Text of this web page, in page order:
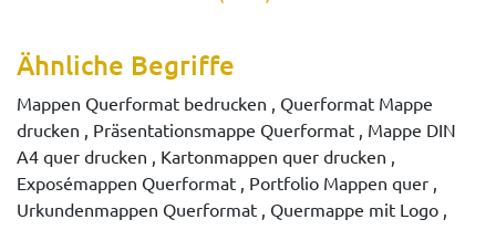
Ähnliche Begriffe
Mappen Querformat bedrucken , Querformat Mappe
drucken , Präsentationsmappe Querformat , Mappe DIN
A4 quer drucken , Kartonmappen quer drucken ,
Exposémappen Querformat , Portfolio Mappen quer ,
Urkundenmappen Querformat , Quermappe mit Logo ,